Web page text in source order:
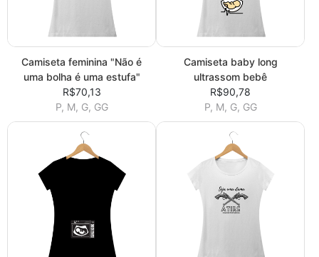
Camiseta feminina "Não é
uma bolha é uma estufa"
R$70,13
P, M, G, GG
Camiseta baby long
ultrassom bebê
R$90,78
P, M, G, GG